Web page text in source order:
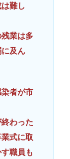
難し
業は多
及ん
者が市
終わった
式に取
職員も